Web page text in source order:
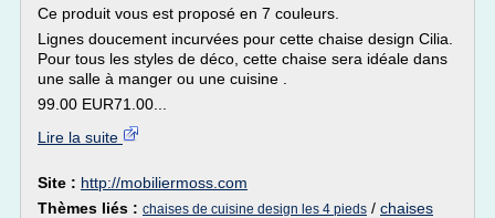
Ce produit vous est proposé en 7 couleurs.
Lignes doucement incurvées pour cette chaise design Cilia.
Pour tous les styles de déco, cette chaise sera idéale dans
une salle à manger ou une cuisine .
99.00 EUR71.00...
Lire la suite
Site : http://mobiliermoss.com
Thèmes liés : chaises de cuisine design les 4 pieds / chaises